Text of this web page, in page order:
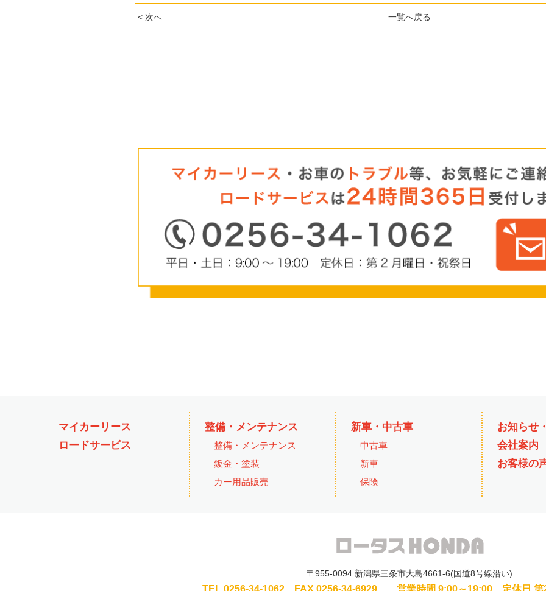
< 次へ 一覧へ戻る
マイカーリース
ロードサービス
整備・メンテナンス
整備・メンテナンス
鈑金・塗装
カー用品販売
新車・中古車
中古車
新車
保険
お知らせ
会社案内
お客様の
〒955-0094 新潟県三条市大島4661-6(国道8号線沿い)
TEL. 0256-34-1062 FAX.0256-34-6929 営業時間 9:00～19:00 定休日